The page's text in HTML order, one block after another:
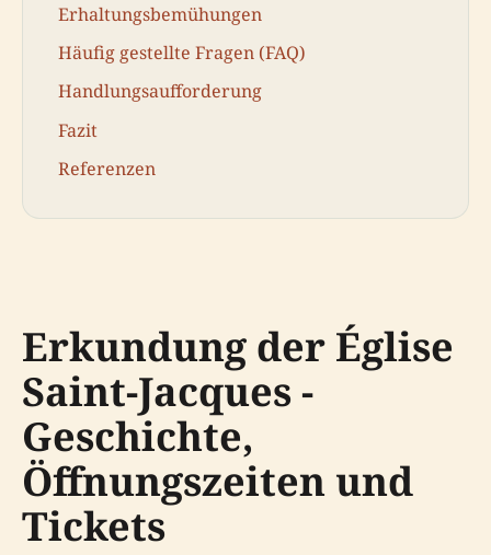
Erhaltungsbemühungen
Häufig gestellte Fragen (FAQ)
Handlungsaufforderung
Fazit
Referenzen
Erkundung der Église
Saint-Jacques -
Geschichte,
Öffnungszeiten und
Tickets